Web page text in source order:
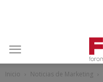
Inicio Noticias de Marketing